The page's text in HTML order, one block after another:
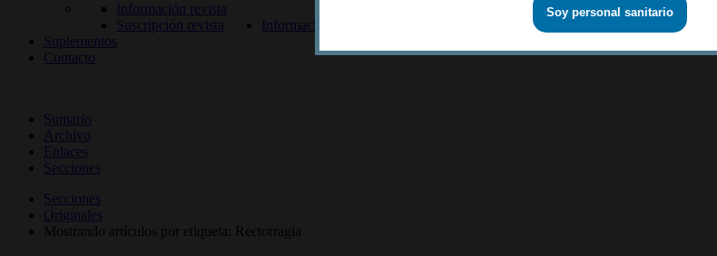
Información revista
Suscripción revista
Información autores
Suplementos
Contacto
Sumario
Archivo
Enlaces
Secciones
Secciones
Originales
Mostrando artículos por etiqueta: Rectorragia
Soy personal sanitario